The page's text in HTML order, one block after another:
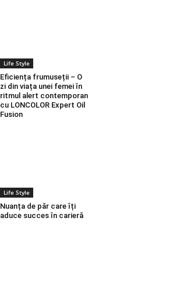
Life Style
Eficiența frumuseții – O
zi din viața unei femei în
ritmul alert contemporan
cu LONCOLOR Expert Oil
Fusion
Life Style
Nuanța de păr care îți
aduce succes în carieră